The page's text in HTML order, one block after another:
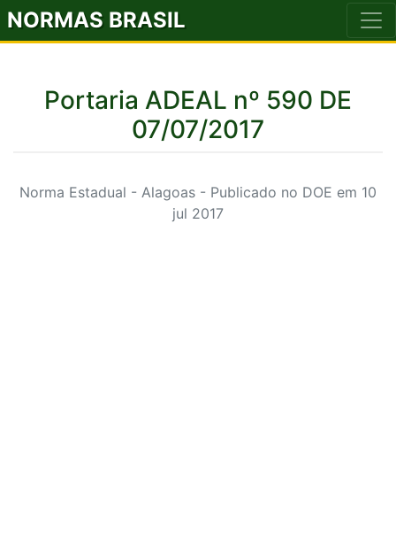
NORMAS BRASIL
Portaria ADEAL nº 590 DE
07/07/2017
Norma Estadual - Alagoas - Publicado no DOE em 10
jul 2017